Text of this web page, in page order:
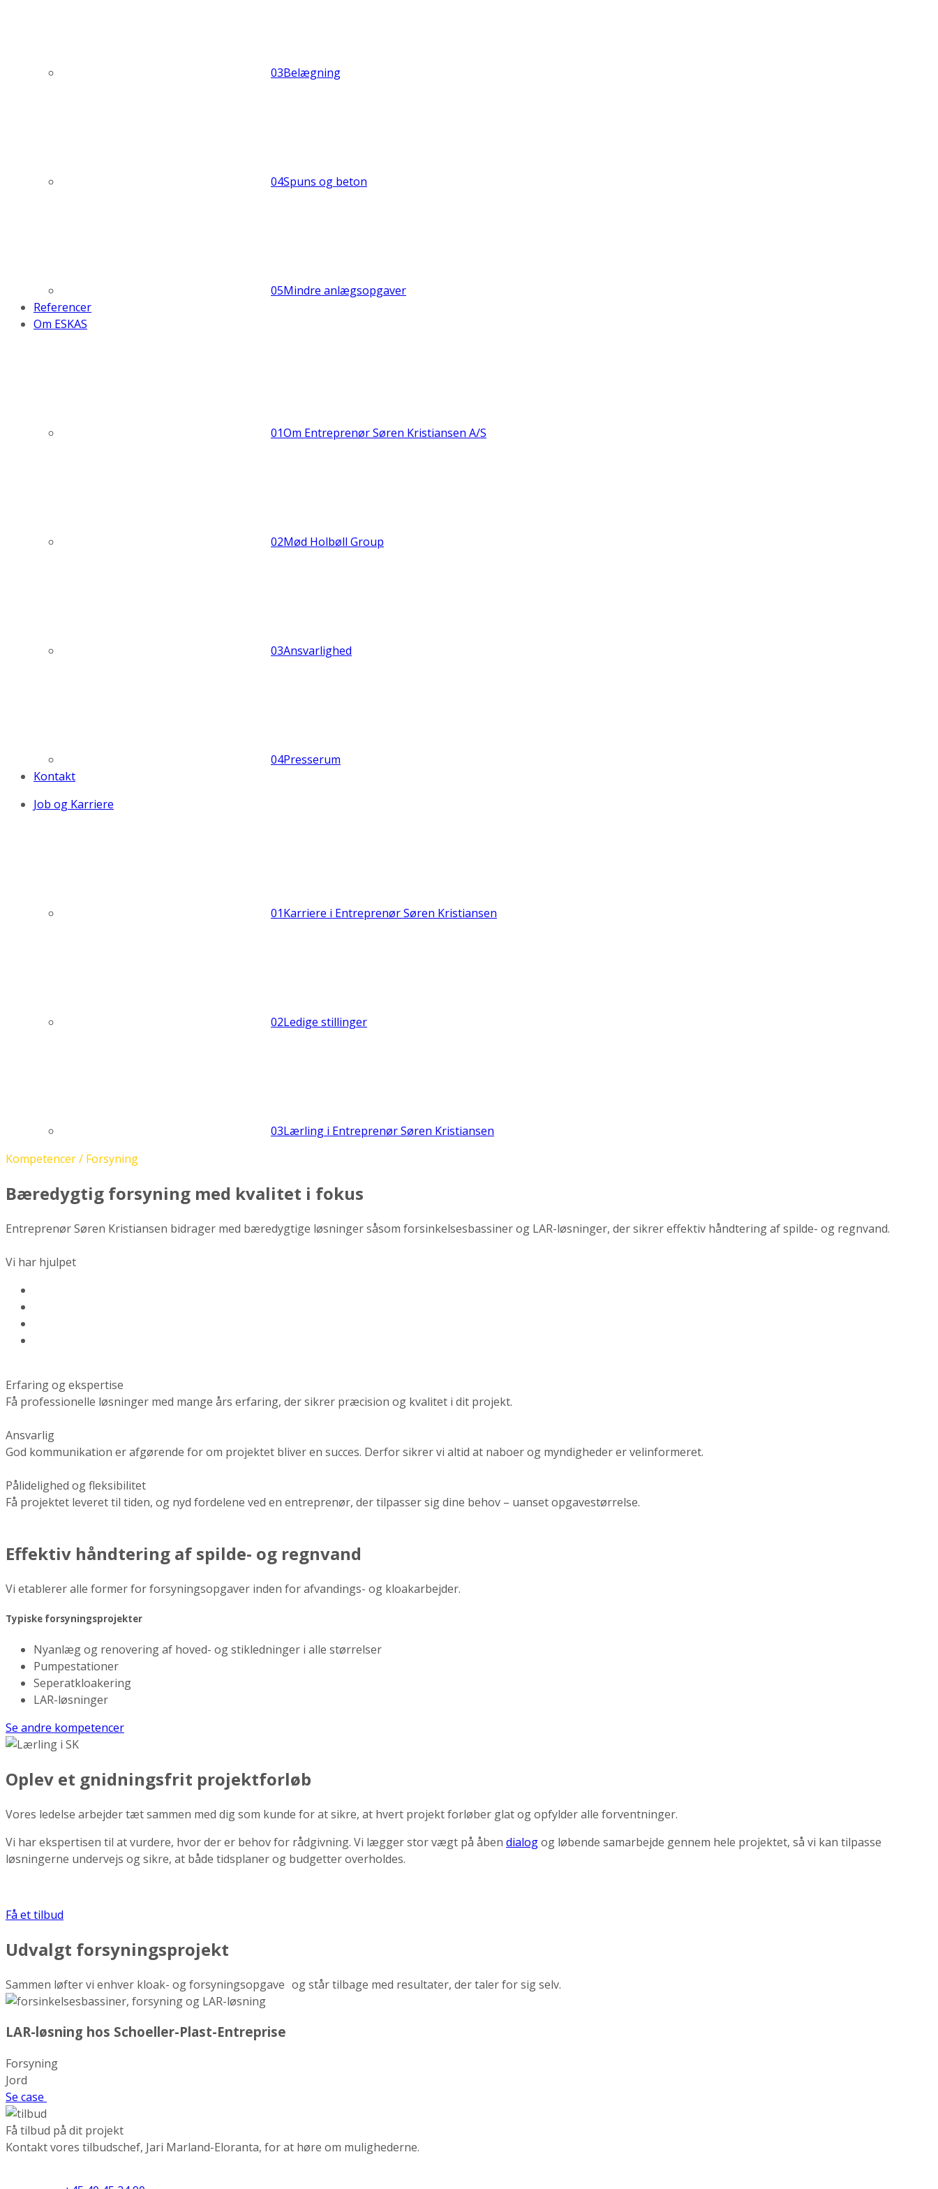
03Belægning
04Spuns og beton
05Mindre anlægsopgaver
Referencer
Om ESKAS
01Om Entreprenør Søren Kristiansen A/S
02Mød Holbøll Group
03Ansvarlighed
04Presserum
Kontakt
Job og Karriere
01Karriere i Entreprenør Søren Kristiansen
02Ledige stillinger
03Lærling i Entreprenør Søren Kristiansen
Kompetencer / Forsyning
Bæredygtig forsyning med kvalitet i fokus
Entreprenør Søren Kristiansen bidrager med bæredygtige løsninger såsom forsinkelsesbassiner og LAR-løsninger, der sikrer effektiv håndtering af spilde- og regnvand.
Vi har hjulpet
Erfaring og ekspertise
Få professionelle løsninger med mange års erfaring, der sikrer præcision og kvalitet i dit projekt.
Ansvarlig
God kommunikation er afgørende for om projektet bliver en succes. Derfor sikrer vi altid at naboer og myndigheder er velinformeret.
Pålidelighed og fleksibilitet
Få projektet leveret til tiden, og nyd fordelene ved en entreprenør, der tilpasser sig dine behov – uanset opgavestørrelse.
Effektiv håndtering af spilde- og regnvand
Vi etablerer alle former for forsyningsopgaver inden for afvandings- og kloakarbejder.
Typiske forsyningsprojekter
Nyanlæg og renovering af hoved- og stikledninger i alle størrelser
Pumpestationer
Seperatkloakering
LAR-løsninger
Se andre kompetencer
Oplev et gnidningsfrit projektforløb
Vores ledelse arbejder tæt sammen med dig som kunde for at sikre, at hvert projekt forløber glat og opfylder alle forventninger.
Vi har ekspertisen til at vurdere, hvor der er behov for rådgivning. Vi lægger stor vægt på åben dialogog løbende samarbejde gennem hele projektet, så vi kan tilpasse
løsningerne undervejs og sikre, at både tidsplaner og budgetter overholdes.
Få et tilbud
Udvalgt forsyningsprojekt
Sammen løfter vi enhver kloak- og forsyningsopgave og står tilbage med resultater, der taler for sig selv.
LAR-løsning hos Schoeller-Plast-Entreprise
Forsyning
Jord
Se case
Få tilbud på dit projekt
Kontakt vores tilbudschef, Jari Marland-Eloranta, for at høre om mulighederne.